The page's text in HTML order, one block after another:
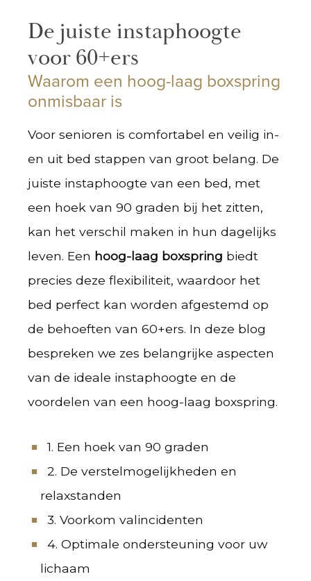
De juiste instaphoogte
voor 60+ers
Waarom een hoog-laag boxspring
onmisbaar is
Voor senioren is comfortabel en veilig in-
en uit bed stappen van groot belang. De
juiste instaphoogte van een bed, met
een hoek van 90 graden bij het zitten,
kan het verschil maken in hun dagelijks
leven. Een hoog-laag boxspring biedt
precies deze flexibiliteit, waardoor het
bed perfect kan worden afgestemd op
de behoeften van 60+ers. In deze blog
bespreken we zes belangrijke aspecten
van de ideale instaphoogte en de
voordelen van een hoog-laag boxspring.
1. Een hoek van 90 graden
2. De verstelmogelijkheden en
relaxstanden
3. Voorkom valincidenten
4. Optimale ondersteuning voor uw
lichaam